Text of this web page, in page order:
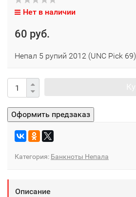
Нет в наличии
60 руб.
Непал 5 рупий 2012 (UNC Pick 69)
Категория: Банкноты Непала
Описание